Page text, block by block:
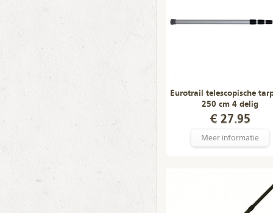
Eurotrail telescopische
250 cm 4 delig
€ 27.95
Meer informatie